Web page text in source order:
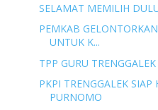
SELAMAT MEMILIH
PEMKAB
UNTUK K...
TPP GURU
PKPI TRENGGALEK
PURNOMO